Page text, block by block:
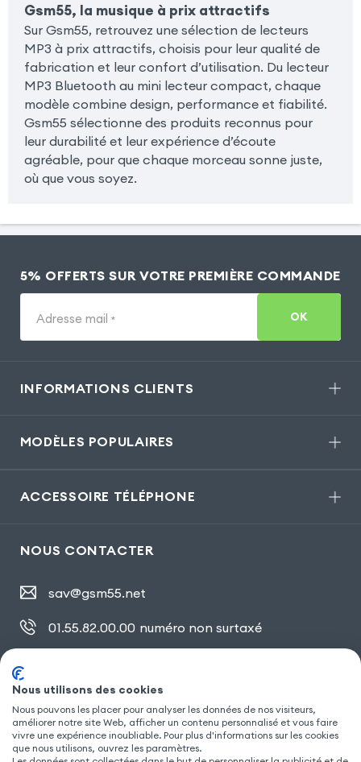
Gsm55, la musique à prix attractifs
Sur Gsm55, retrouvez une sélection de lecteurs
MP3 à prix attractifs, choisis pour leur qualité de
fabrication et leur confort d’utilisation. Du lecteur
MP3 Bluetooth au mini lecteur compact, chaque
modèle combine design, performance et fiabilité.
Gsm55 sélectionne des produits reconnus pour
leur durabilité et leur expérience d’écoute
agréable, pour que chaque morceau sonne juste,
où que vous soyez.
5% OFFERTS SUR VOTRE PREMIÈRE COMMANDE
Adresse mail * OK
INFORMATIONS CLIENTS
MODÈLES POPULAIRES
ACCESSOIRE TÉLÉPHONE
NOUS CONTACTER
sav@gsm55.net
01.55.82.00.00 numéro non surtaxé
SUIVEZ NOUS
Nous utilisons des cookies
Nous pouvons les placer pour analyser les données de nos visiteurs,
améliorer notre site Web, afficher un contenu personnalisé et vous faire
vivre une expérience inoubliable. Pour plus d'informations sur les cookies
que nous utilisons, ouvrez les paramètres.